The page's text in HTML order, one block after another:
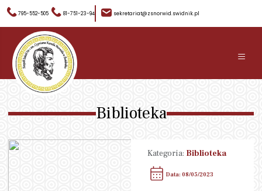
795-552-505 81-751-23-94 sekretariat@zsnorwid.swidnik.pl
≡
Biblioteka
Kategoria: Biblioteka
Data: 08/05/2023